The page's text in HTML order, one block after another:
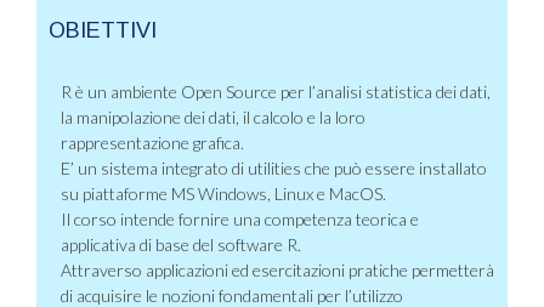
OBIETTIVI
R è un ambiente Open Source per l’analisi statistica dei dati,
la manipolazione dei dati, il calcolo e la loro
rappresentazione grafica.
E’ un sistema integrato di utilities che può essere installato
su piattaforme MS Windows, Linux e MacOS.
Il corso intende fornire una competenza teorica e
applicativa di base del software R.
Attraverso applicazioni ed esercitazioni pratiche permetterà
di acquisire le nozioni fondamentali per l’utilizzo